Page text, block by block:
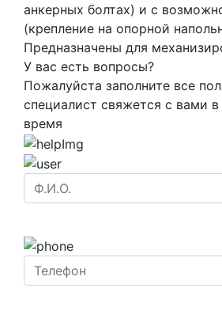
анкерных болтах) и с
(крепление на опорной
Предназначены для
У вас есть вопросы?
Пожалуйста заполните все
специалист свяжется с вами
время